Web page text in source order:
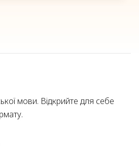
мови. Відкрийте для себе